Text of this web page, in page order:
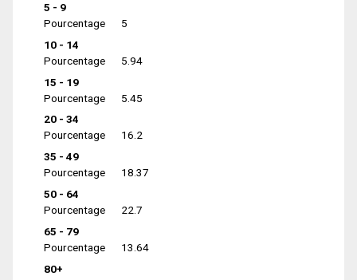
5 - 9
Pourcentage
5
10 - 14
Pourcentage
5.94
15 - 19
Pourcentage
5.45
20 - 34
Pourcentage
16.2
35 - 49
Pourcentage
18.37
50 - 64
Pourcentage
22.7
65 - 79
Pourcentage
13.64
80+